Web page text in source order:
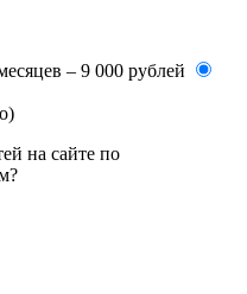
– 9 000 рублей
на сайте по